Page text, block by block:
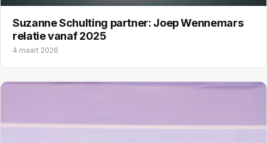
Suzanne Schulting partner: Joep Wennemars
relatie vanaf 2025
4 maart 2026